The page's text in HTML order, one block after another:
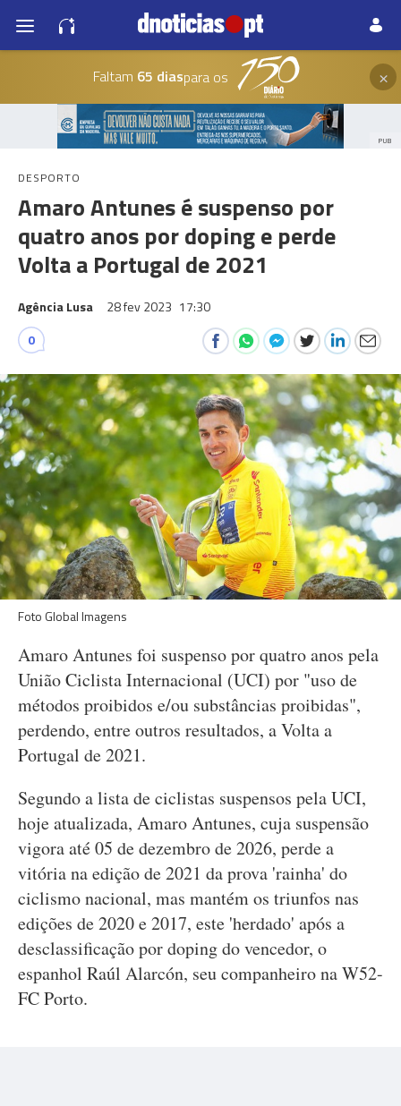
Faltam 65 diaspara os ×
PUB
DESPORTO
Amaro Antunes é suspenso por
quatro anos por doping e perde
Volta a Portugal de 2021
Agência Lusa 28 fev 2023 17:30
0
Foto Global Imagens
Amaro Antunes foi suspenso por quatro anos pela
União Ciclista Internacional (UCI) por "uso de
métodos proibidos e/ou substâncias proibidas",
perdendo, entre outros resultados, a Volta a
Portugal de 2021.
Segundo a lista de ciclistas suspensos pela UCI,
hoje atualizada, Amaro Antunes, cuja suspensão
vigora até 05 de dezembro de 2026, perde a
vitória na edição de 2021 da prova 'rainha' do
ciclismo nacional, mas mantém os triunfos nas
edições de 2020 e 2017, este 'herdado' após a
desclassificação por doping do vencedor, o
espanhol Raúl Alarcón, seu companheiro na W52-
FC Porto.